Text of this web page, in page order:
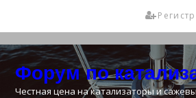
Форум по
Честная цена на катализаторы и